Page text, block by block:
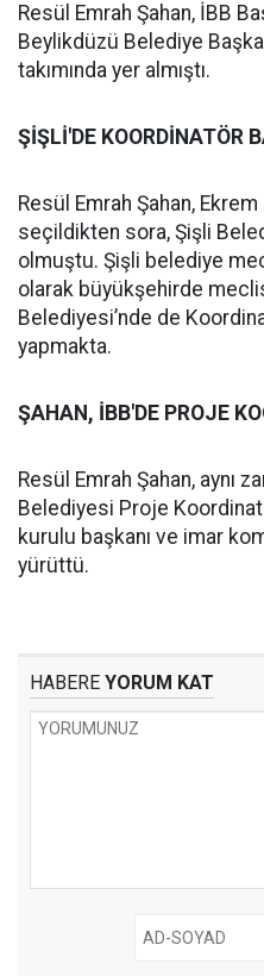
Resül Emrah Şahan, İBB
Beylikdüzü Belediye
takımında yer almıştı.
ŞİŞLİ'DE KOORDİNATÖR
Resül Emrah Şahan,
seçildikten sora, Şişli
olmuştu. Şişli belediye
olarak büyükşehirde
Belediyesi’nde de
yapmakta.
ŞAHAN, İBB'DE PROJE
Resül Emrah Şahan, aynı
Belediyesi Proje
kurulu başkanı ve imar
yürüttü.
HABERE YORUM KAT